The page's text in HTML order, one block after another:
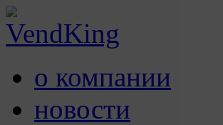
о компании
новости